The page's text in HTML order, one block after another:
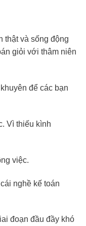
thật và sống động
giỏi với thâm niên
để các bạn
Vì thiếu kình
việc.
nghề kế toán
đoạn đầu đầy khó